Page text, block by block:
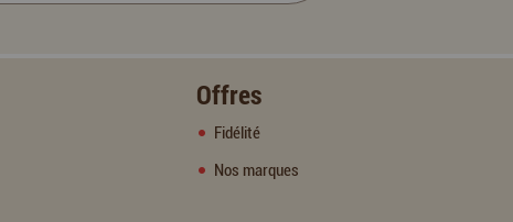
Offres
Fidélité
Nos marques